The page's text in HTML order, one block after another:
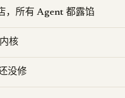
，所有 Agent 都露馅
核
没修